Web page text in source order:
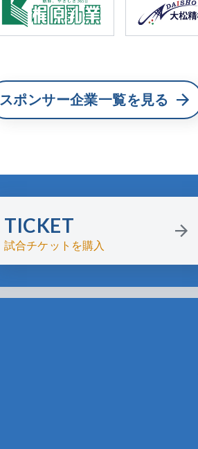
スポンサー企業一覧を見る
TICKET
試合チケットを購入